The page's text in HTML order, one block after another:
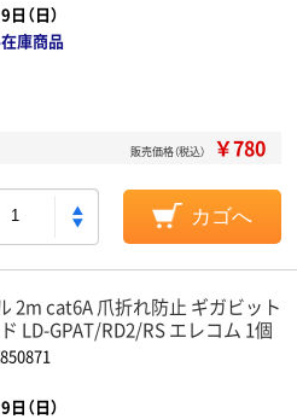
（日）
庫商品
販売価格（税込） ￥780
カゴへ
2m cat6A 爪折れ防止 ギガビット
LD-GPAT/RD2/RS エレコム 1個
（日）